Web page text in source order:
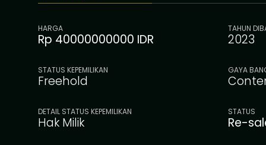
HARGA
Rp 40000000000 IDR
TAHUN
2023
STATUS KEPEMILIKAN
Freehold
GAYA
DETAIL STATUS KEPEMILIKAN
Hak Milik
STATUS
Re-